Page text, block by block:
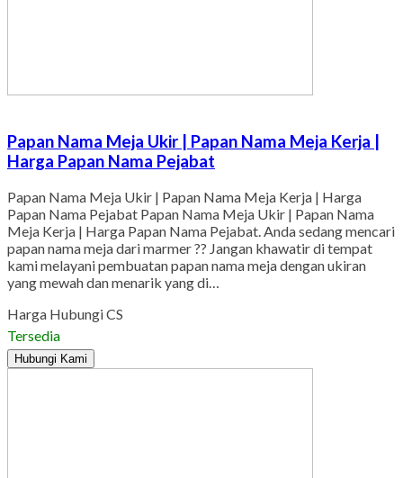
Papan Nama Meja Ukir | Papan Nama Meja Kerja |
Harga Papan Nama Pejabat
Papan Nama Meja Ukir | Papan Nama Meja Kerja | Harga
Papan Nama Pejabat Papan Nama Meja Ukir | Papan Nama
Meja Kerja | Harga Papan Nama Pejabat. Anda sedang mencari
papan nama meja dari marmer ?? Jangan khawatir di tempat
kami melayani pembuatan papan nama meja dengan ukiran
yang mewah dan menarik yang di…
Harga Hubungi CS
Tersedia
Hubungi Kami